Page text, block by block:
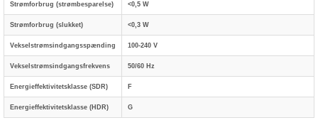
Strømforbrug (strømbesparelse) <0,5 W
Strømforbrug (slukket) <0,3 W
Vekselstrømsindgangsspænding 100-240 V
Vekselstrømsindgangsfrekvens 50/60 Hz
Energieffektivitetsklasse (SDR) F
Energieffektivitetsklasse (HDR) G